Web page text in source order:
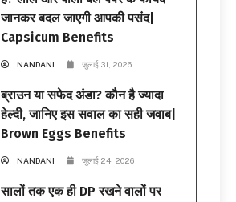
जानकर बदल जाएगी आपकी पसंद|
Capsicum Benefits
NANDANI जुलाई 31, 2026
ब्राउन या सफेद अंडा? कौन है ज्यादा
हेल्दी, जानिए इस सवाल का सही जवाब|
Brown Eggs Benefits
NANDANI जुलाई 24, 2026
सालों तक एक ही DP रखने वालों पर